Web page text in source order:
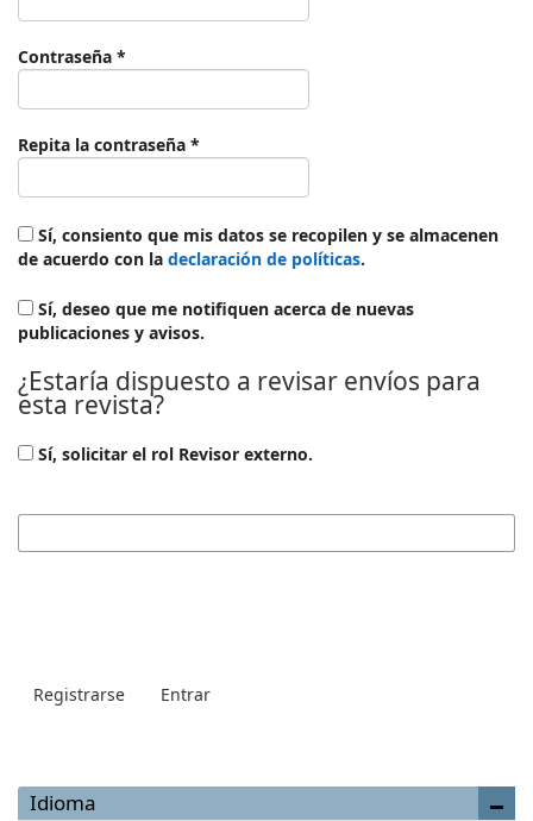
Contraseña *
Repita la contraseña *
de acuerdo con la declaración de políticas.
publicaciones y avisos.
¿Estaría dispuesto a revisar envíos para
esta revista?
Sí, solicitar el rol Revisor externo.
Registrarse Entrar
Idioma